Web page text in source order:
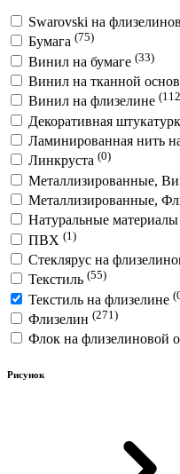
Swarovski на
Бумага (75)
Винил на бумаге (33)
Винил на тканной
Винил на флизелине
Декоративная
Ламинированная нить
Линкруста (0)
Металлизированные,
Металлизированные,
Натуральные материалы
ПВХ (1)
Стеклярус на
Текстиль (55)
Текстиль на флизелине
Флизелин (271)
Флок на флизелиновой
Рисунок